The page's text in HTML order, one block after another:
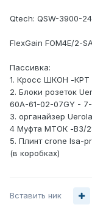
Qtech: QSW-3900-
FlexGain FOM4E/2-
Пассивка:
1. Кросс ШКОН -КРТ
2. Блоки розеток
60А-61-02-07GY -
3. органайзер
4 Муфта МТОК -В3/
5. Плинт crone lsa-
(в коробках)
Вставить ник